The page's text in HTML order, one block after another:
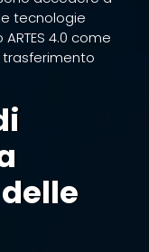
tecnologie
4.0 come